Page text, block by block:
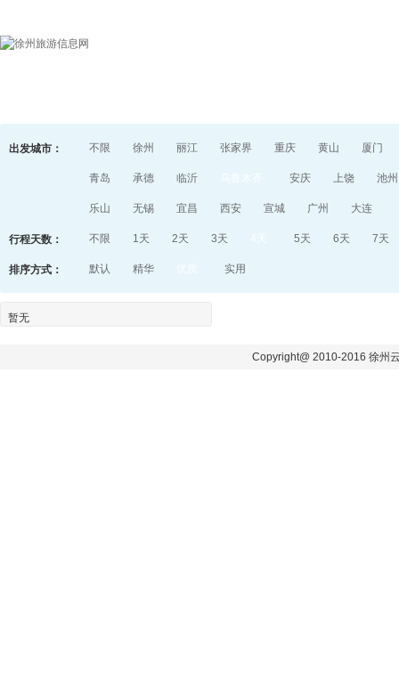
出发城市： 不限 徐州 丽江 张家界 重庆 黄山 厦门
青岛 承德 临沂 安庆 上饶 池州
乐山 无锡 宜昌 西安 宣城 广州 大连
行程天数： 不限 1天 2天 3天 5天 6天 7天
排序方式： 默认 精华 实用
暂无
Copyright@ 2010-2016 徐州